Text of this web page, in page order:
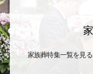
家族葬特集一覧を見る